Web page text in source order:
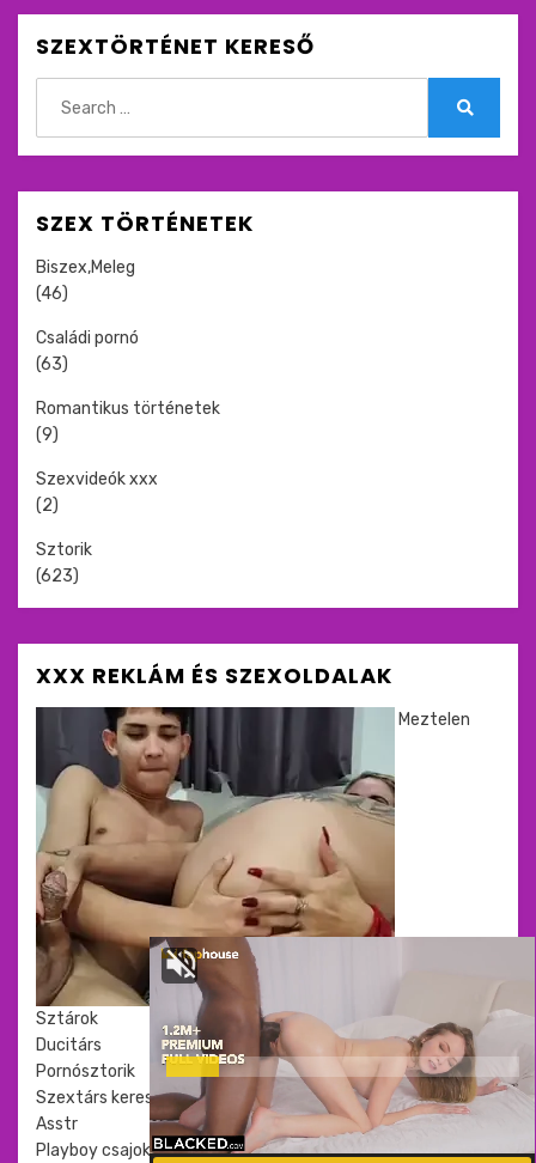
SZEXTÖRTÉNET KERESŐ
for:
SZEX TÖRTÉNETEK
Biszex,Meleg
(46)
Családi pornó
(63)
Romantikus történetek
(9)
Szexvideók xxx
(2)
Sztorik
(623)
XXX REKLÁM ÉS SZEXOLDALAK
Meztelen
Sztárok
Ducitárs
Pornósztorik
Szextárs kereső
Asstr
Playboy csajok